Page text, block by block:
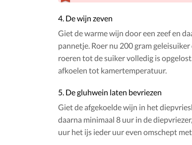
4. De wijn zeven
Giet de warme wijn door een zeef en
pannetje. Roer nu 200 gram
roeren tot de suiker volledig is
afkoelen tot kamertemperatuur.
5. De gluhwein laten bevriezen
Giet de afgekoelde wijn in het
daarna minimaal 8 uur in de
uur het ijs ieder uur even omschept